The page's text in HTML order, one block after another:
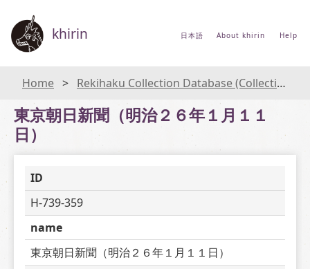
khirin 日本語 About khirin Help
Home Rekihaku Collection Database (Collections Database of the National Museum of Japanese History)
東京朝日新聞（明治２６年１月１１
日）
ID
H-739-359
name
東京朝日新聞（明治２６年１月１１日）